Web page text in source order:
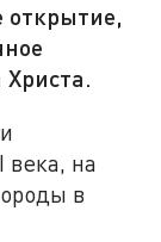
открытие,
Христа.
века, на
в